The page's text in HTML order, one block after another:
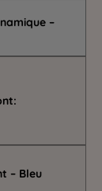
–
– Bleu